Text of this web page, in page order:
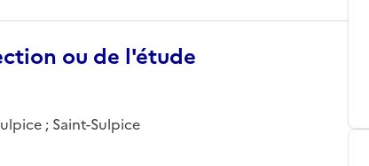
ou de l'étude
; Saint-Sulpice